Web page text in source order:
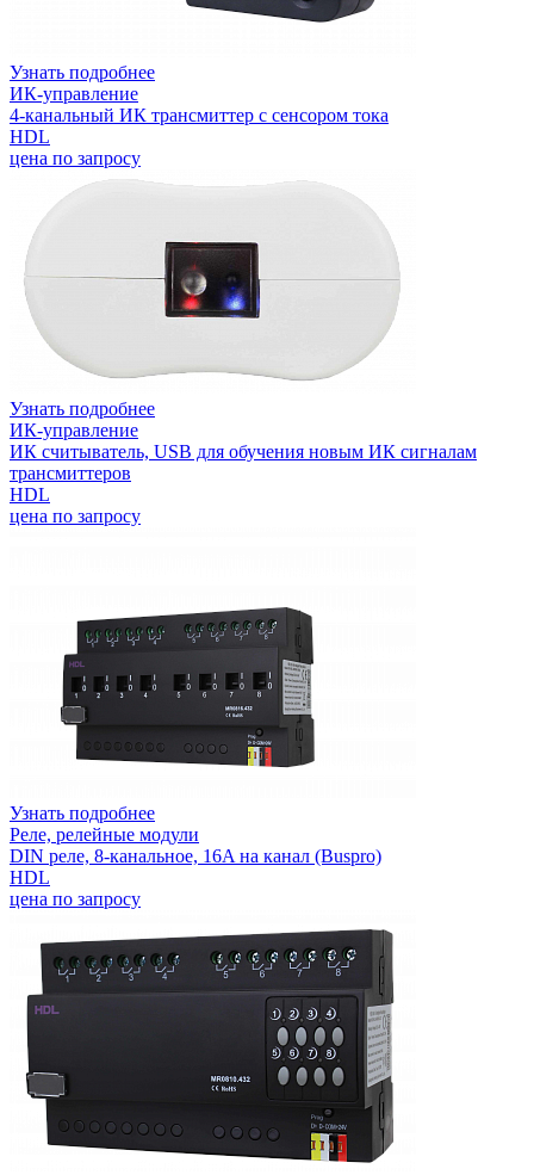
Узнать подробнее
ИК-управление
4-канальный ИК трансмиттер с сенсором тока
HDL
цена по запросу
Узнать подробнее
ИК-управление
ИК считыватель, USB для обучения новым ИК сигналам
трансмиттеров
HDL
цена по запросу
Узнать подробнее
Реле, релейные модули
DIN реле, 8-канальное, 16A на канал (Buspro)
HDL
цена по запросу